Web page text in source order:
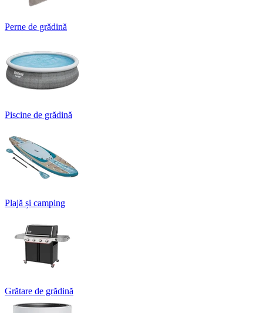
Perne de grădină
Piscine de grădină
Plajă și camping
Grătare de grădină